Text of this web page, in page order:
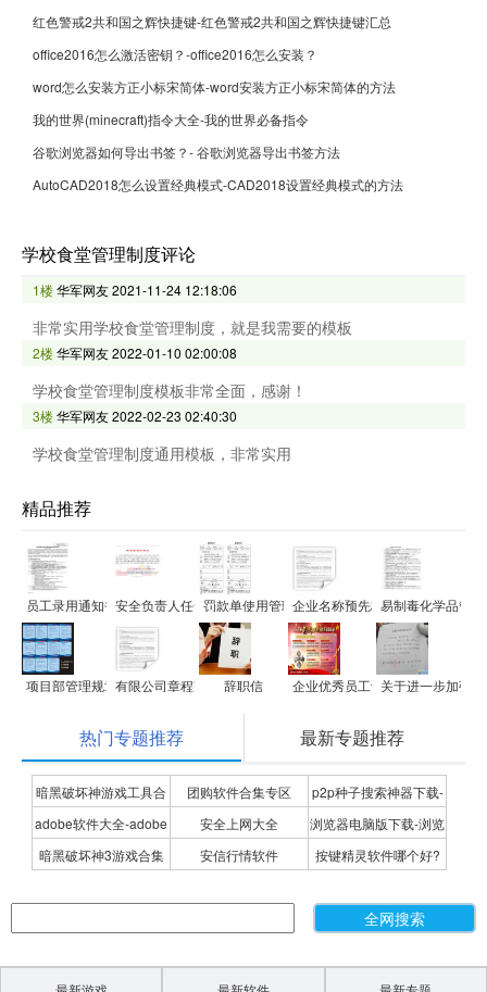
红色警戒2共和国之辉快捷键-红色警戒2共和国之辉快捷键汇总
office2016怎么激活密钥？-office2016怎么安装？
word怎么安装方正小标宋简体-word安装方正小标宋简体的方法
我的世界(minecraft)指令大全-我的世界必备指令
谷歌浏览器如何导出书签？- 谷歌浏览器导出书签方法
AutoCAD2018怎么设置经典模式-CAD2018设置经典模式的方法
学校食堂管理制度评论
1楼华军网友2021-11-24 12:18:06
非常实用学校食堂管理制度，就是我需要的模板
2楼华军网友2022-01-10 02:00:08
学校食堂管理制度模板非常全面，感谢！
3楼华军网友2022-02-23 02:40:30
学校食堂管理制度通用模板，非常实用
精品推荐
员工录用通知书(offer letter)
安全负责人任命书范文罚款单使用管理办法企业名称预先核准通知书
易制毒化学品管
项目部管理规章制度有限公司章程范文 辞职信 企业优秀员工评选标准细则
关于进一步加强
热门专题推荐 最新专题推荐
暗黑破坏神游戏工具合
集
团购软件合集专区
p2p种子搜索神器下载-
P2P种子搜索神器专题
adobe软件大全-adobe
全系列软件下载-adobe
安全上网大全
浏览器电脑版下载-浏览
器下载合集
暗黑破坏神3游戏合集 安信行情软件
按键精灵软件哪个好?